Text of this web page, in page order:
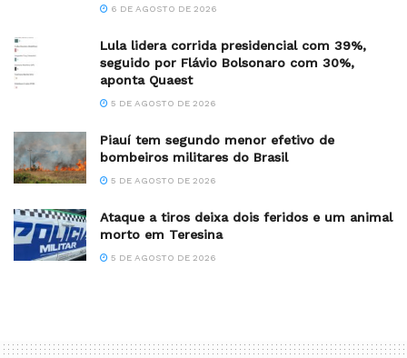
6 DE AGOSTO DE 2026
Lula lidera corrida presidencial com 39%,
seguido por Flávio Bolsonaro com 30%,
aponta Quaest
5 DE AGOSTO DE 2026
Piauí tem segundo menor efetivo de
bombeiros militares do Brasil
5 DE AGOSTO DE 2026
Ataque a tiros deixa dois feridos e um animal
morto em Teresina
5 DE AGOSTO DE 2026